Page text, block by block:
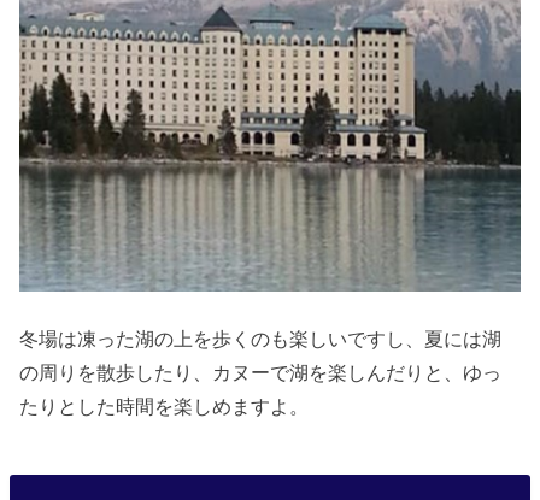
冬場は凍った湖の上を歩くのも楽しいですし、夏には湖
の周りを散歩したり、カヌーで湖を楽しんだりと、ゆっ
たりとした時間を楽しめますよ。